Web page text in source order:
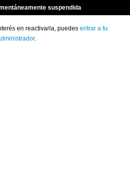
suspendida
en reactivarla, puedes entrar a tu
.